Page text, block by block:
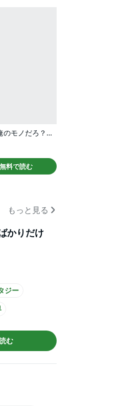
お前は俺のモノだろ？【単話】
無料で読む
もっと見る
かりだけ
ジー
む